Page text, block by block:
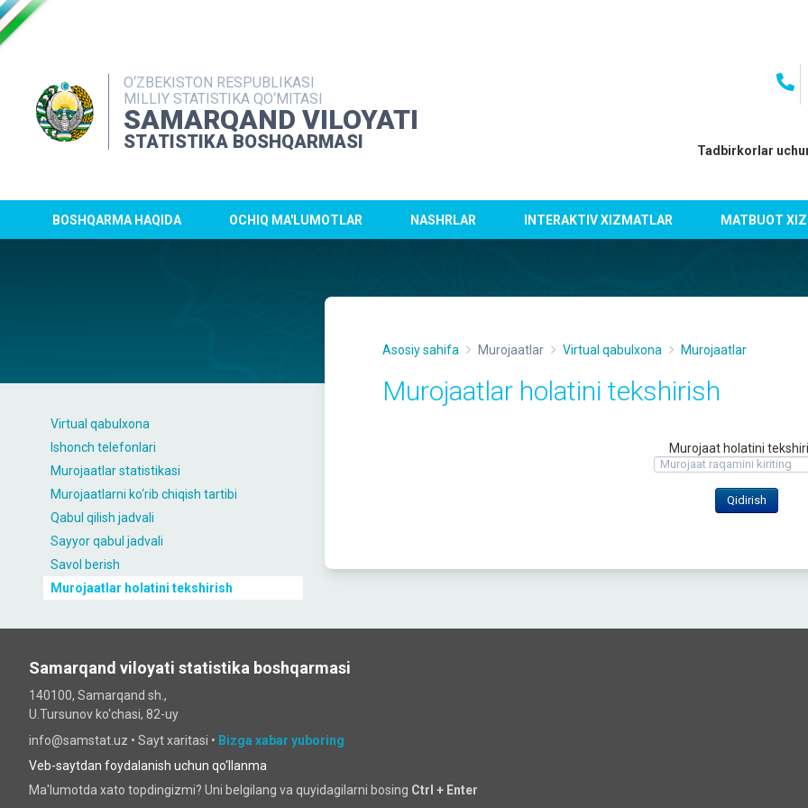
O‘ZBEKISTON RESPUBLIKASI
MILLIY STATISTIKA QO‘MITASI
SAMARQAND VILOYATI
STATISTIKA BOSHQARMASI Tadbirkorlar
BOSHQARMA HAQIDA OCHIQ MA'LUMOTLAR NASHRLAR INTERAKTIV XIZMATLAR MATBUOT
Virtual qabulxona
Ishonch telefonlari
Murojaatlar statistikasi
Murojaatlarni ko‘rib chiqish tartibi
Qabul qilish jadvali
Sayyor qabul jadvali
Savol berish
Murojaatlar holatini tekshirish
Asosiy sahifa Murojaatlar Virtual qabulxona Murojaatlar
Murojaatlar holatini tekshirish
Murojaat holatini
Samarqand viloyati statistika boshqarmasi
140100, Samarqand sh.,
U.Tursunov ko‘chаsi, 82-uy
info@samstat.uz • Sayt xaritasi • Bizga xabar yuboring
Veb-saytdan foydalanish uchun qo‘llanma
Ma'lumotda xato topdingizmi? Uni belgilang va quyidagilarni bosing Ctrl + Enter